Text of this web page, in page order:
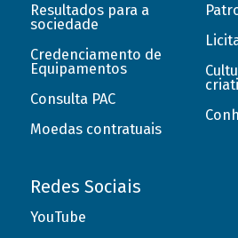
Resultados para a
sociedade
Credenciamento de
Equipamentos
Consulta PAC
Moedas contratuais
Redes Sociais
YouTube